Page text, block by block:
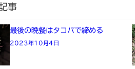
事
最後の晩餐はタコパで締める
2023年10月4日